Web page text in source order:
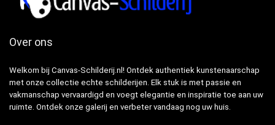
Over ons
Welkom bij Canvas-Schilderij.nl! Ontdek authentiek kunstenaarschap
met onze collectie echte schilderijen. Elk stuk is met passie en
vakmanschap vervaardigd en voegt elegantie en inspiratie toe aan uw
ruimte. Ontdek onze galerij en verbeter vandaag nog uw huis.